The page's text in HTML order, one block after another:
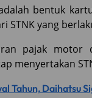
bentuk
STNK yang
pajak
menyertakan
Tahun, Daihatsu